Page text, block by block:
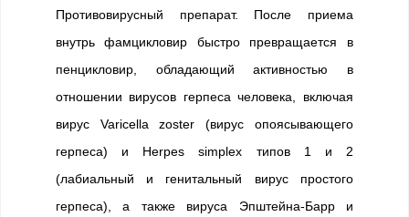
Противовирусный препарат. После приема
внутрь фамцикловир быстро превращается в
пенцикловир, обладающий активностью в
отношении вирусов герпеса человека, включая
вирус Varicella zoster (вирус опоясывающего
герпеса) и Herpes simplex типов 1 и 2
(лабиальный и генитальный вирус простого
герпеса), а также вируса Эпштейна-Барр и